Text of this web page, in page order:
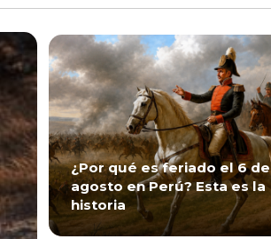
¿Por qué es feriado el 6 de
agosto en Perú? Esta es la
historia